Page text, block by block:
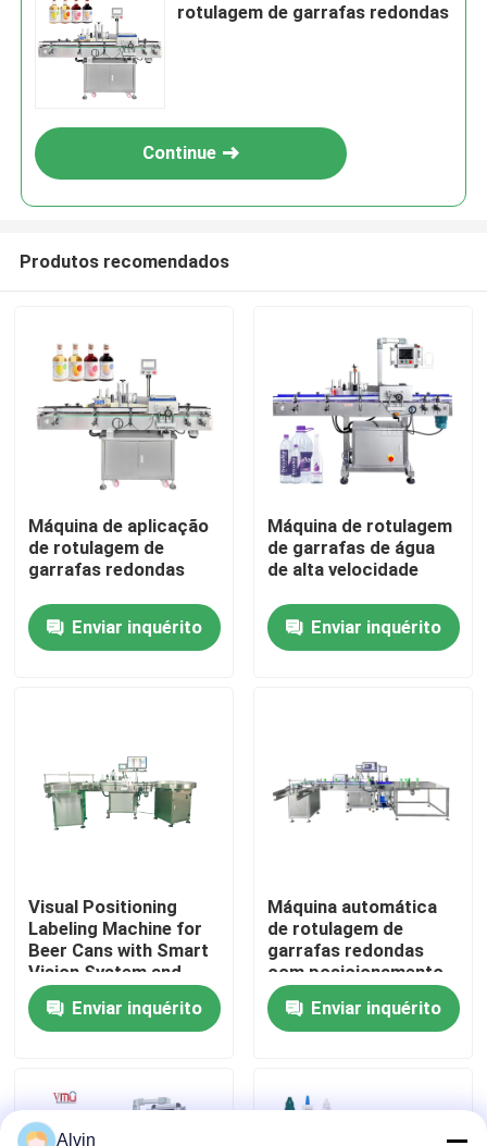
Casa
Produtos
Vídeos
Excursão da fábrica
Contacte-nos
Notícia
máquina de etiquetas automática
rotulagem de garrafas redondas
Continue
Produtos recomendados
Máquina de aplicação
de rotulagem de
garrafas redondas
Enviar inquérito
Máquina de rotulagem
de garrafas de água
de alta velocidade
Enviar inquérito
Visual Positioning
Labeling Machine for
Beer Cans with Smart
Vision System and
High Speed (1200-
2400 Cans/Minute) for
Precision Placement
Enviar inquérito
Máquina automática
de rotulagem de
garrafas redondas
com posicionamento
de câmara visual
Enviar inquérito
Alvin